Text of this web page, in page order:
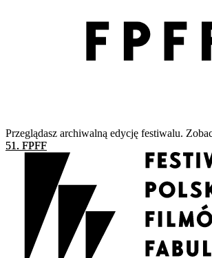
Przeglądasz archiwalną edycję festiwalu.
51. FPFF